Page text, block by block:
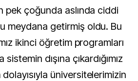
pek çoğunda aslında ciddi
meydana getirmiş oldu. Bu
ikinci öğretim programları
sistemin dışına çıkardığımız
üniversitelerimizin